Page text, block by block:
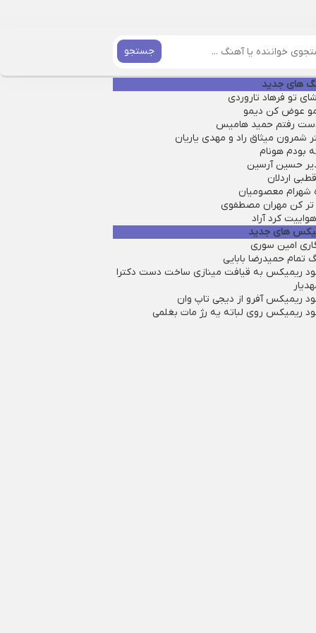
جستجو
های جدید
تو فرهاد تاروردی
عوض کن دیمو
رفتم حمید هامیس
شمرون میثاق راد و مهدی یاریان
بودم هونام
حسین آرسین
اردلان
شهرام معصومیان
کن مهران مصطفوی
کرد آراد
های جدید
امین سوری
تمام حمیدرضا بابایی
ریمیکس به قیافت مینازی ساخت دست دکترا
ریمیکس آفرو از ديجی تاپ وان
ریمیکس روی لباته یه رژ مات بغلمی